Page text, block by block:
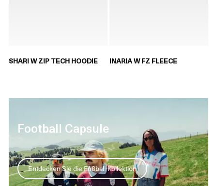
SHARI W ZIP TECH HOODIE INARIA W FZ FLEECE
Football Capsule
Entdecken Sie die Fußball-Kollektion